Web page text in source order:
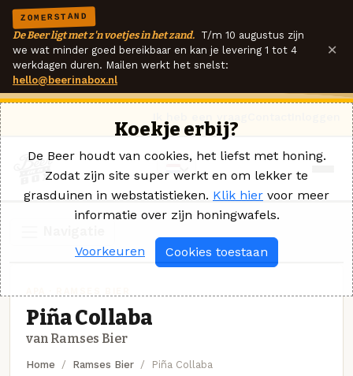
ZOMERSTAND
De Beer ligt met z'n voetjes in het zand. T/m 10 augustus zijn
we wat minder goed bereikbaar en kan je levering 1 tot 4
werkdagen duren. Mailen werkt het snelst:
hello@beerinabox.nl
×
Piña Collaba
van Ramses Bier
Home Ramses Bier Piña Collaba
Koekje erbij?
De Beer houdt van cookies, het liefst met honing.
Zodat zijn site super werkt en om lekker te
grasduinen in webstatistieken. Klik hier voor meer
informatie over zijn honingwafels.
Voorkeuren Cookies toestaan